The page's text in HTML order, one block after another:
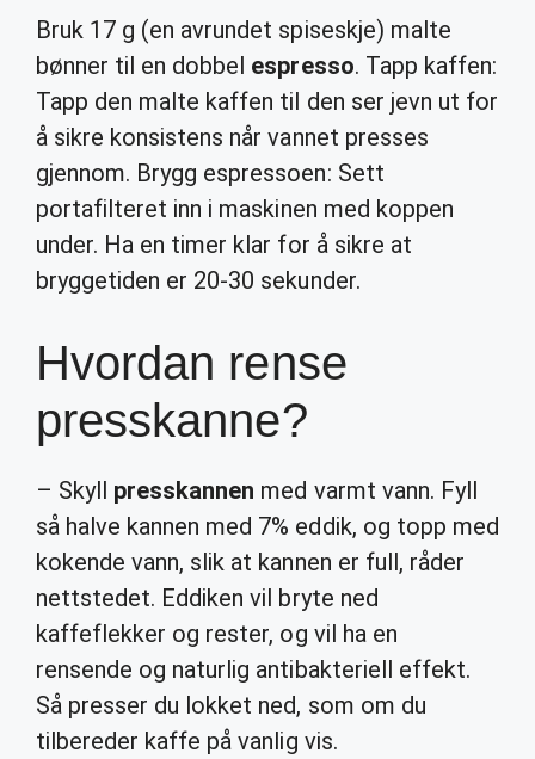
Bruk 17 g (en avrundet spiseskje) malte
bønner til en dobbel espresso. Tapp kaffen:
Tapp den malte kaffen til den ser jevn ut for
å sikre konsistens når vannet presses
gjennom. Brygg espressoen: Sett
portafilteret inn i maskinen med koppen
under. Ha en timer klar for å sikre at
bryggetiden er 20-30 sekunder.
Hvordan rense
presskanne?
– Skyll presskannen med varmt vann. Fyll
så halve kannen med 7% eddik, og topp med
kokende vann, slik at kannen er full, råder
nettstedet. Eddiken vil bryte ned
kaffeflekker og rester, og vil ha en
rensende og naturlig antibakteriell effekt.
Så presser du lokket ned, som om du
tilbereder kaffe på vanlig vis.